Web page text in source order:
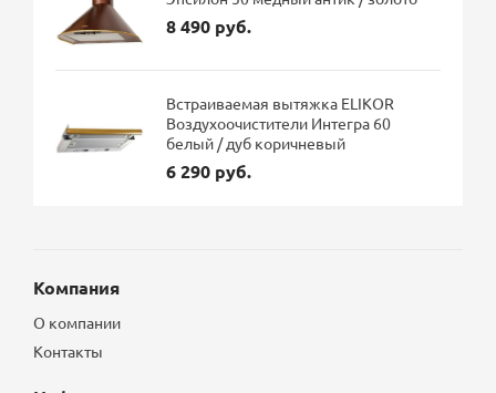
8 490 руб.
Встраиваемая вытяжка ELIKOR
Воздухоочистители Интегра 60
белый / дуб коричневый
6 290 руб.
Компания
О компании
Контакты